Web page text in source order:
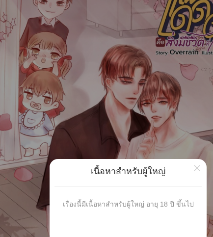
เนื้อหาสำหรับผู้ใหญ่
เรื่องนี้มีเนื้อหาสำหรับผู้ใหญ่ อายุ 18 ปี ขึ้นไป
×